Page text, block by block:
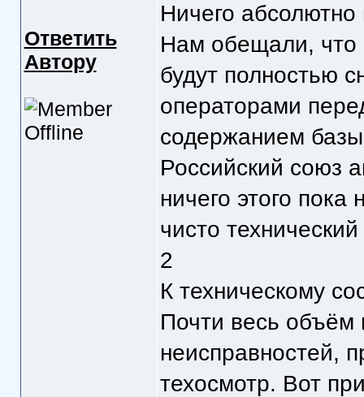
Ответить
Автору
Ничего
Нам обещали, что
будут полностью
операторами
содержанием
Российский союз
ничего этого
чисто
2
К техническому
Почти весь объём
неисправностей,
техосмотр. Вот